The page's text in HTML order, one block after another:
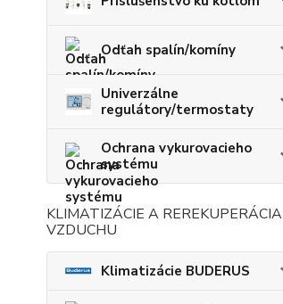
Odťah spalín/komíny
Univerzálne
regulátory/termostaty
Ochrana vykurovacieho
systému
KLIMATIZÁCIE A REREKUPERÁCIA
VZDUCHU
Klimatizácie BUDERUS